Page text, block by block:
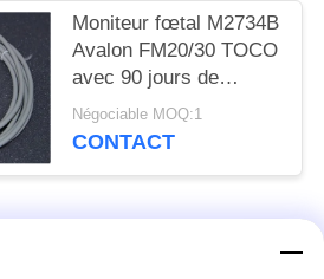
Moniteur fœtal M2734B
Avalon FM20/30 TOCO
avec 90 jours de
garantie
Négociable MOQ:1
CONTACT